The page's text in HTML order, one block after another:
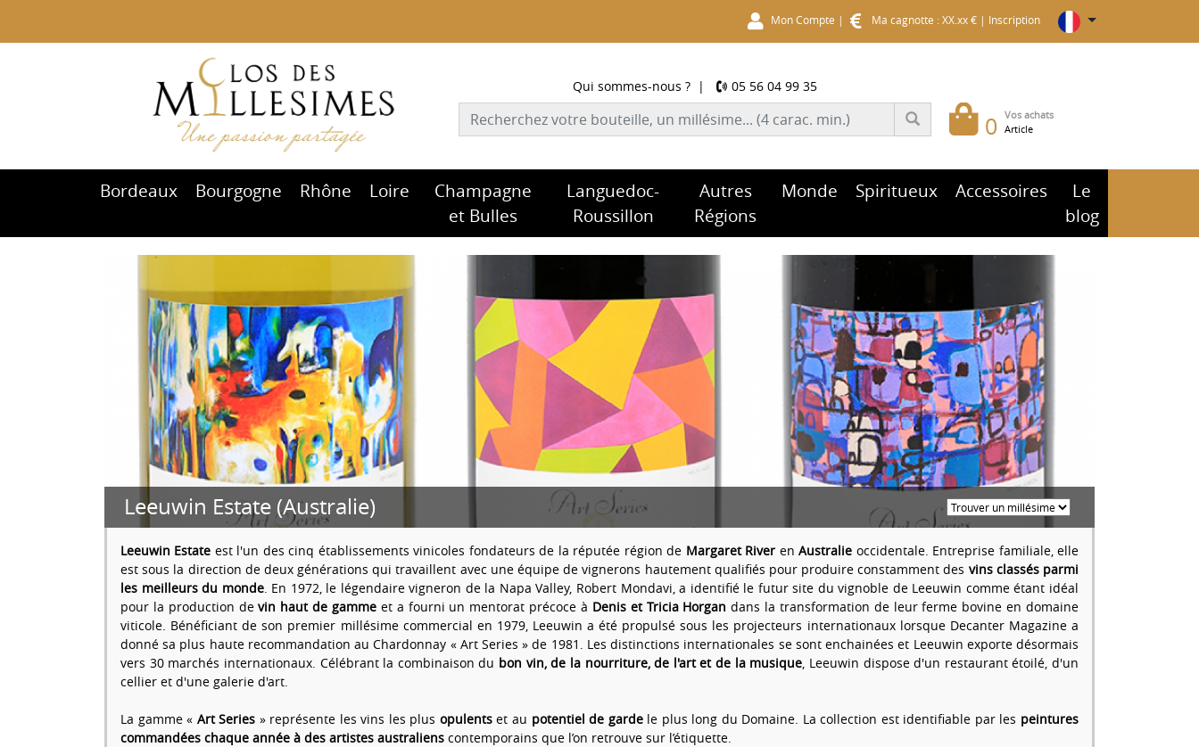
Mon Compte | Ma cagnotte : XX.xx € | Inscription
0 Vos achats
Article
Qui sommes-nous ?| 05 56 04 99 35
Bordeaux Bourgogne Rhône Loire
Champagne
et Bulles
Languedoc-
Roussillon
Autres
Régions
Monde Spiritueux Accessoires
Le
blog
Leeuwin Estate (Australie)
Leeuwin Estate est l'un des cinq établissements vinicoles fondateurs de la réputée région de Margaret River enAustralie occidentale. Entreprise familiale, elle
est sous la direction de deux générations qui travaillent avec une équipe de vignerons hautement qualifiés pour produire constamment des vins classés parmi
les meilleurs du monde. En 1972, le légendaire vigneron de la Napa Valley, Robert Mondavi, a identifié le futur site du vignoble de Leeuwin comme étant idéal
pour la production devin haut de gammeet a fourni un mentorat précoce à Denis et Tricia Horgan dans la transformation de leur ferme bovine en domaine
viticole. Bénéficiant de son premier millésime commercial en 1979, Leeuwin a été propulsé sous les projecteurs internationaux lorsque Decanter Magazine a
donné sa plus haute recommandation au Chardonnay « Art Series » de 1981. Les distinctions internationales se sont enchainées et Leeuwin exporte désormais
vers 30 marchés internationaux. Célébrant la combinaison du bon vin, de la nourriture, de l'art et de la musique , Leeuwin dispose d'un restaurant étoilé, d'un
cellier et d'une galerie d'art.
La gamme « Art Series » représente les vins les plus opulentset au potentiel de gardele plus long du Domaine. La collection est identifiable par les peintures
commandées chaque année à des artistes australiens contemporains que l’on retrouve sur l’étiquette.